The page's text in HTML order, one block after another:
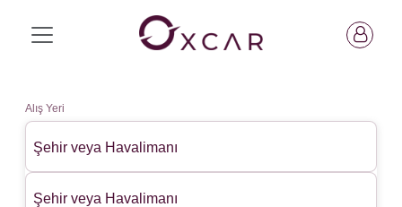
Alış Yeri
Şehir veya Havalimanı
Şehir veya Havalimanı